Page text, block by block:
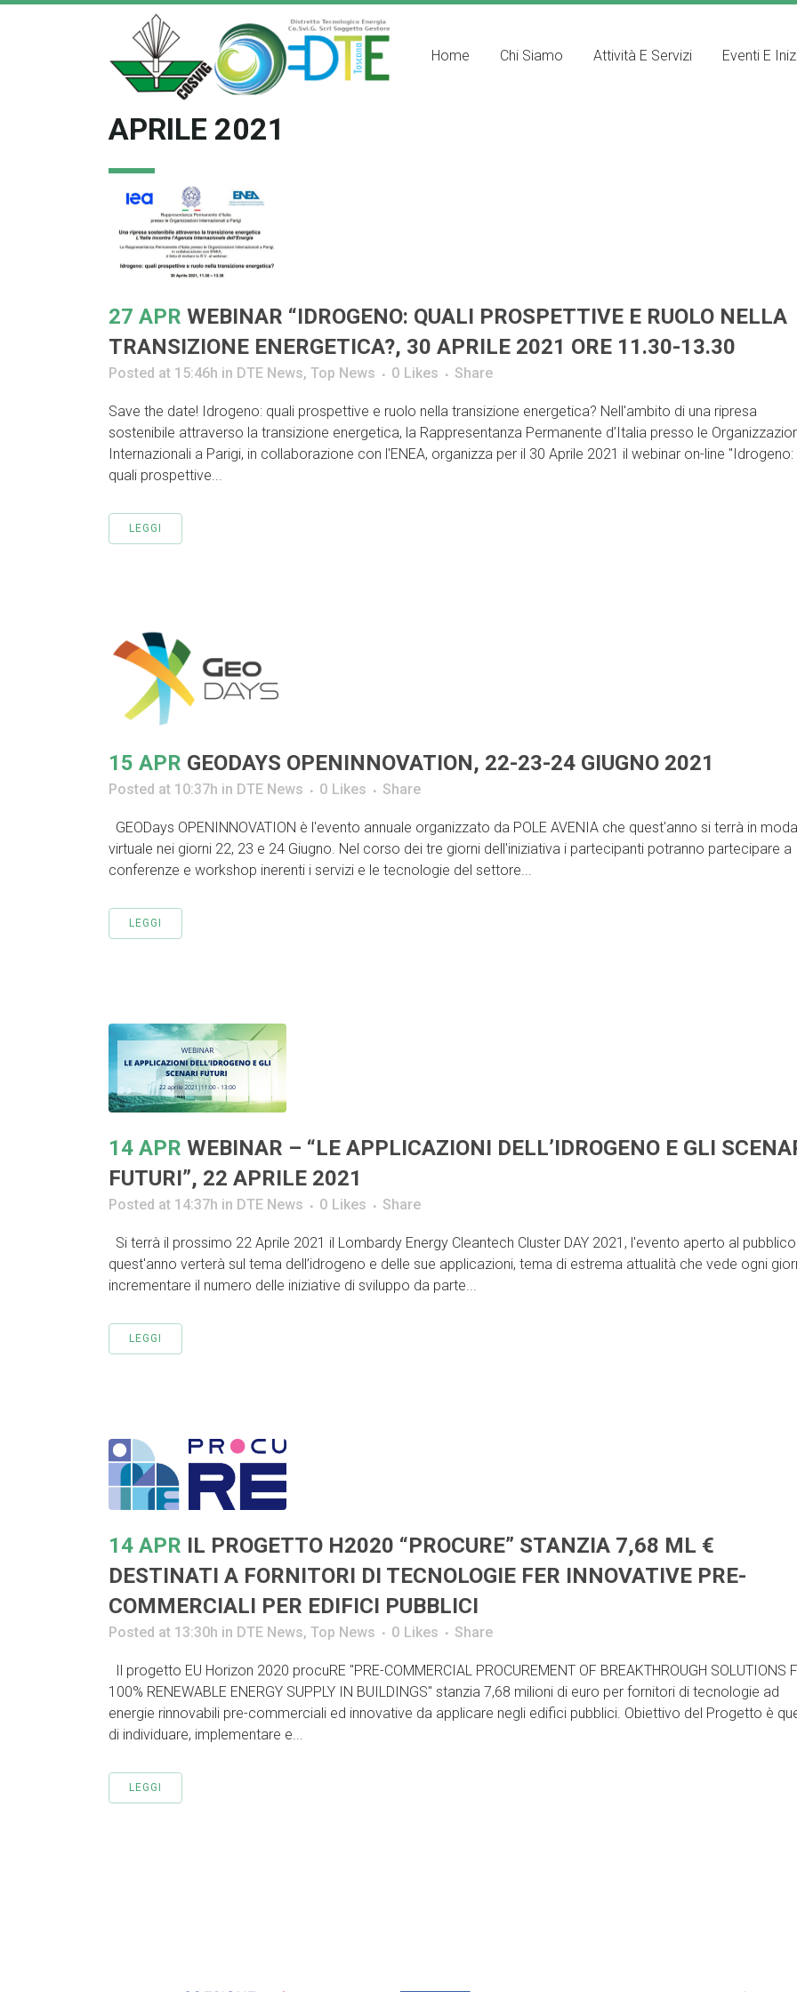
Home Chi Siamo Attività E Servizi Eventi E
APRILE 2021
27 APR WEBINAR “IDROGENO: QUALI PROSPETTIVE E RUOLO NELLA
TRANSIZIONE ENERGETICA?, 30 APRILE 2021 ORE 11.30-13.30
Posted at 15:46h in DTE News, Top News 0 Likes Share
Save the date! Idrogeno: quali prospettive e ruolo nella transizione energetica? Nell'ambito di una ripresa
sostenibile attraverso la transizione energetica, la Rappresentanza Permanente d’Italia presso le
Internazionali a Parigi, in collaborazione con l'ENEA, organizza per il 30 Aprile 2021 il webinar on-line "Idrogeno:
quali prospettive...
LEGGI
15 APR GEODAYS OPENINNOVATION, 22-23-24 GIUGNO 2021
Posted at 10:37h in DTE News 0 Likes Share
GEODays OPENINNOVATION è l'evento annuale organizzato da POLE AVENIA che quest'anno si terrà in
virtuale nei giorni 22, 23 e 24 Giugno. Nel corso dei tre giorni dell'iniziativa i partecipanti potranno partecipare a
conferenze e workshop inerenti i servizi e le tecnologie del settore...
LEGGI
14 APR WEBINAR – “LE APPLICAZIONI DELL’IDROGENO E GLI
FUTURI”, 22 APRILE 2021
Posted at 14:37h in DTE News 0 Likes Share
Si terrà il prossimo 22 Aprile 2021 il Lombardy Energy Cleantech Cluster DAY 2021, l'evento aperto al
quest'anno verterà sul tema dell’idrogeno e delle sue applicazioni, tema di estrema attualità che vede ogni
incrementare il numero delle iniziative di sviluppo da parte...
LEGGI
14 APR IL PROGETTO H2020 “PROCURE” STANZIA 7,68 ML €
DESTINATI A FORNITORI DI TECNOLOGIE FER INNOVATIVE PRE-
COMMERCIALI PER EDIFICI PUBBLICI
Posted at 13:30h in DTE News, Top News 0 Likes Share
Il progetto EU Horizon 2020 procuRE "PRE-COMMERCIAL PROCUREMENT OF BREAKTHROUGH SOLUTIONS
100% RENEWABLE ENERGY SUPPLY IN BUILDINGS​" stanzia 7,68 milioni di euro per fornitori di tecnologie ad
energie rinnovabili pre-commerciali ed innovative da applicare negli edifici pubblici. Obiettivo del Progetto è
di individuare, implementare e...
LEGGI